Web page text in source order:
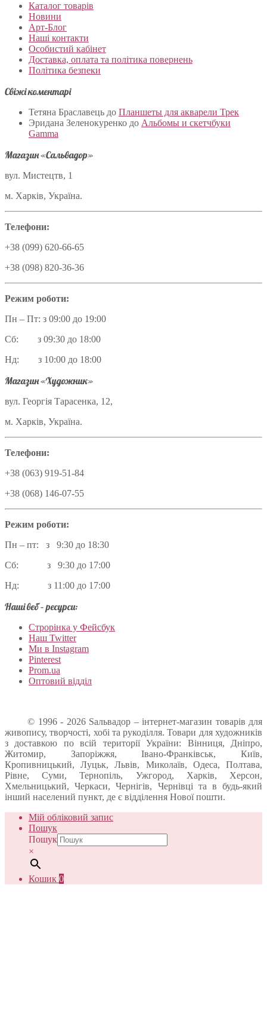
Каталог товарів
Новини
Арт-Блог
Наші контакти
Особистий кабінет
Доставка, оплата та політика повернень
Політика безпеки
Свіжі коментарі
Тетяна Браславець до Планшеты для акварели Трек
Эридана Зеленокуренко до Альбомы и скетчбуки
Gamma
Магазин «Сальвадор»
вул. Мистецтв, 1
м. Харків, Україна.
Телефони:
+38 (099) 620-66-65
+38 (098) 820-36-36
Режим роботи:
Пн – Пт: з 09:00 до 19:00
Сб: з 09:30 до 18:00
Нд: з 10:00 до 18:00
Магазин «Художник»
вул. Георгія Тарасенка, 12,
м. Харків, Україна.
Телефони:
+38 (063) 919-51-84
+38 (068) 146-07-55
Режим роботи:
Пн – пт: з 9:30 до 18:30
Сб: з 9:30 до 17:00
Нд: з 11:00 до 17:00
Наші веб – ресурси:
Строрінка у Фейсбук
Наш Twitter
Ми в Instagram
Pinterest
Prom.ua
Оптовий відділ
© 1996 - 2026 Sальвадор – інтернет-магазин товарів для
живопису, творчості, хобі та рукоділля. Товари для художників
з доставкою по всій території України: Вінниця, Дніпро,
Житомир, Запоріжжя, Івано-Франківськ, Київ,
Кропивницький, Луцьк, Львів, Миколаїв, Одеса, Полтава,
Рівне, Суми, Тернопіль, Ужгород, Харків, Херсон,
Хмельницький, Черкаси, Чернігів, Чернівці та в будь-який
інший населений пункт, де є відділення Нової пошти.
Мій обліковий запис
Пошук
Пошук
×
Кошик 0